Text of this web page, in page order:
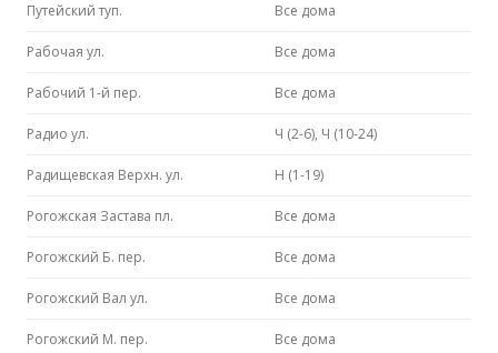
Путейский туп. Все дома
Рабочая ул. Все дома
Рабочий 1-й пер. Все дома
Радио ул. Ч (2-6), Ч (10-24)
Радищевская Верхн. ул. Н (1-19)
Рогожская Застава пл. Все дома
Рогожский Б. пер. Все дома
Рогожский Вал ул. Все дома
Рогожский М. пер. Все дома